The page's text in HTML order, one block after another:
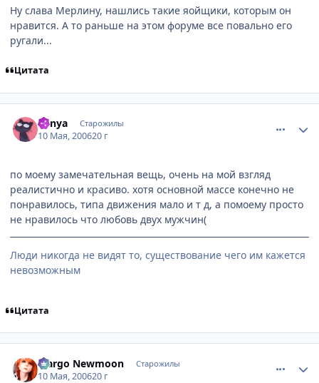
Ну слава Мерлину, нашлись такие яойщики, которым он
нравится. А то раньше на этом форуме все повально его
ругали...
Цитата
Venya Старожилы
10 Мая, 200620 г
по моему замечательная вещь, очень на мой взгляд
реалистично и красиво. хотя основной массе конечно не
понравилось, типа движения мало и т д, а помоему просто
не нравилось что любовь двух мужчин(
Люди никогда не видят то, существование чего им кажется
невозможным
Цитата
Margo Newmoon Старожилы
10 Мая, 200620 г